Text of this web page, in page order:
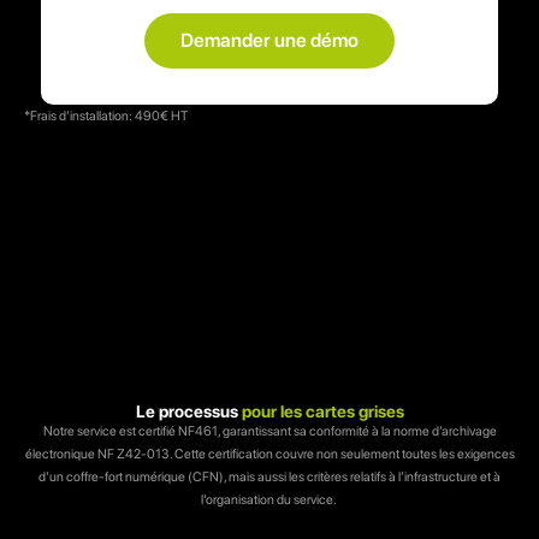
Demander une démo
*Frais d’installation: 490€ HT
Le processuspour les cartes grises
Notre service est certifié NF461, garantissant sa conformité à la norme d’archivage
électronique NF Z42-013. Cette certification couvre non seulement toutes les exigences
d’un coffre-fort numérique (CFN), mais aussi les critères relatifs à l’infrastructure et à
l’organisation du service.